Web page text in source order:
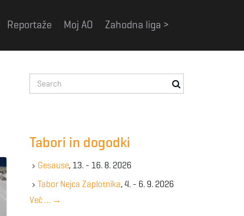
Reportaže Moj AO Zahodna liga >
e
e
y
w
Tabori in dogodki
Gesause, 13. - 16. 8. 2026
Tabor Nejca Zaplotnika, 4. - 6. 9. 2026
Več … →